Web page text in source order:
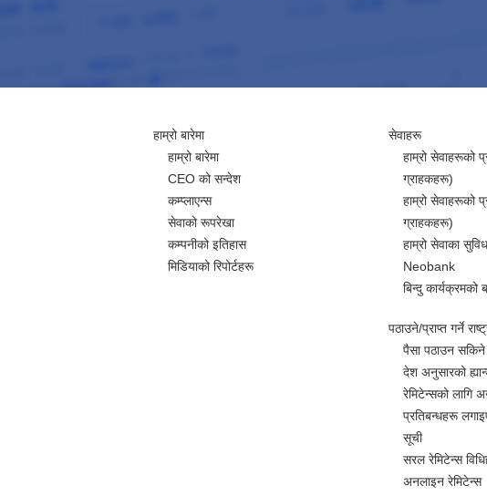
हाम्रो बारेमा
हाम्रो बारेमा
CEO को सन्देश
कम्प्लाएन्स
सेवाको रूपरेखा
कम्पनीको इतिहास
मिडियाको रिपोर्टहरू
सेवाहरू
हाम्रो सेवाहरूको
ग्राहकहरू)
हाम्रो सेवाहरूको
ग्राहकहरू)
हाम्रो सेवाका
Neobank
बिन्दु कार्यक्रमको
पठाउने/प्राप्त गर्ने
पैसा पठाउन
देश अनुसारको
रेमिटेन्सको लागि
प्रतिबन्धहरू
सूची
सरल रेमिटेन्स
अनलाइन रेमिटेन्स